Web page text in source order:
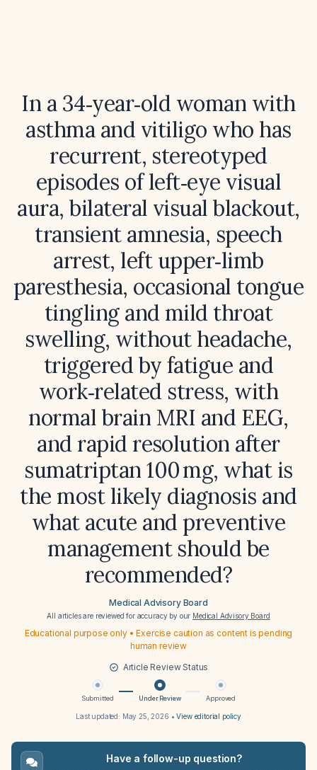
In a 34‑year‑old woman with
asthma and vitiligo who has
recurrent, stereotyped
episodes of left‑eye visual
aura, bilateral visual blackout,
transient amnesia, speech
arrest, left upper‑limb
paresthesia, occasional tongue
tingling and mild throat
swelling, without headache,
triggered by fatigue and
work‑related stress, with
normal brain MRI and EEG,
and rapid resolution after
sumatriptan 100 mg, what is
the most likely diagnosis and
what acute and preventive
management should be
recommended?
Medical Advisory Board
All articles are reviewed for accuracy by our Medical Advisory Board
Educational purpose only • Exercise caution as content is pending
human review
Article Review Status
Submitted Under Review Approved
Last updated: May 25, 2026 •View editorial policy
Have a follow-up question?